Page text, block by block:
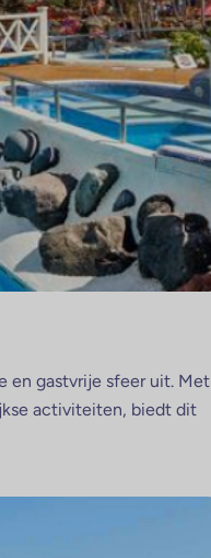
en gastvrije sfeer uit. Met
activiteiten, biedt dit